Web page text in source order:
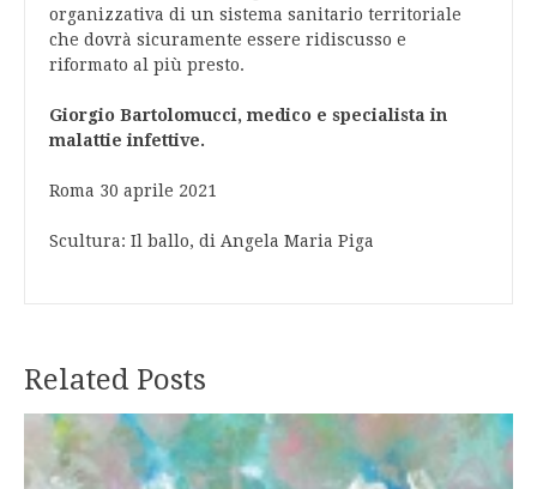
organizzativa di un sistema sanitario territoriale
che dovrà sicuramente essere ridiscusso e
riformato al più presto.
Giorgio Bartolomucci, medico e specialista in
malattie infettive.
Roma 30 aprile 2021
Scultura: Il ballo, di Angela Maria Piga
Related Posts